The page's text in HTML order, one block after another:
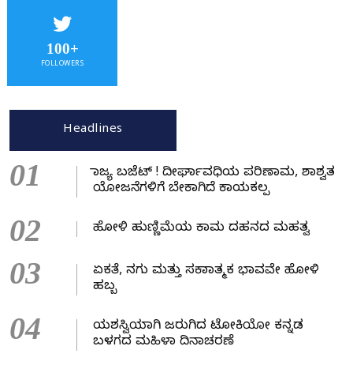
100+
FOLLOWERS
Headlines
01
ರಾಜ್ಯ ಬಜೆಟ್ ! ದೀರ್ಘಾವಧಿಯ ಪರಿಣಾಮ, ಶಾಶ್ವತ
ಯೋಜನೆಗಳಿಗೆ ಬೇಕಾಗಿದೆ ಕಾಯಕಲ್ಪ
02 ಹೋಳಿ ಹುಣ್ಣಿಮೆಯ ಕಾಮ ದಹನದ ಮಹತ್ವ
03
ಏಕತೆ, ನಗು ಮತ್ತು ಸಕಾರಾತ್ಮಕ ಭಾವವೇ ಹೋಳಿ
ಹಬ್ಬ
04
ಯಶಸ್ವಿಯಾಗಿ ಜರುಗಿದ ಟೋಕಿಯೋ ಕನ್ನಡ
ಬಳಗದ ಮಹಿಳಾ ದಿನಾಚರಣೆ